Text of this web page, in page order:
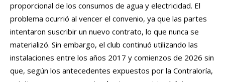
proporcional de los consumos de agua y electricidad. El
problema ocurrió al vencer el convenio, ya que las partes
intentaron suscribir un nuevo contrato, lo que nunca se
materializó. Sin embargo, el club continuó utilizando las
instalaciones entre los años 2017 y comienzos de 2026 sin
que, según los antecedentes expuestos por la Contraloría,